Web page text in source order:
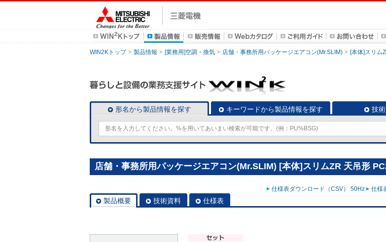
WIN2Kトップ 製品情報 [業務用]空調・換気 店舗・事務所用パッケージエアコン(Mr.SLIM) [本体]スリム
形名から製品情報を探す キーワードから製品情報を探す 技
店舗・事務所用パッケージエアコン(Mr.SLIM) [本体]スリムZR 天吊形
仕様表ダウンロード（CSV） 50Hz 仕様
製品概要 技術資料 仕様表